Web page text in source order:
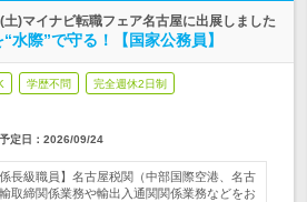
)マイナビ転職フェア名古屋に出展しました
水際”で守る！【国家公務員】
学歴不問 完全週休2日制
定日： 2026/09/24
長級職員】名古屋税関（中部国際空港、名古
取締関係業務や輸出入通関関係業務などをお